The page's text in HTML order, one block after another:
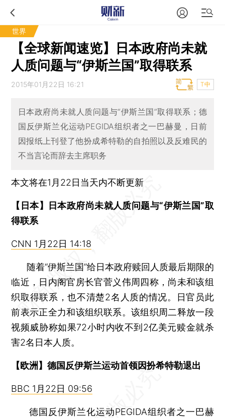
世界
【全球新闻速览】日本政府尚未就
人质问题与“伊斯兰国”取得联系
2015年01月22日 16:21 T中
日本政府尚未就人质问题与“伊斯兰国”取得联系；德
国反伊斯兰化运动PEGIDA组织者之一巴赫曼，日前
因报纸上刊登了他扮成希特勒的自拍照以及反难民的
不当言论而辞去主席职务
本文将在1月22日当天内不断更新
【日本】日本政府尚未就人质问题与“伊斯兰国”取
得联系
CNN 1月22日 14:18
随着“伊斯兰国”给日本政府赎回人质最后期限的
临近，日内阁官房长官菅义伟周四称，尚未和该组
织取得联系，也不清楚2名人质的情况。日官员此
前表示正全力和该组织联系。该组织周二释放一段
视频威胁称如果72小时内收不到2亿美元赎金就杀
害2名日本人质。
【欧洲】德国反伊斯兰运动首领因扮希特勒退出
BBC 1月22日 09:56
德国反伊斯兰化运动PEGIDA组织者之一巴赫